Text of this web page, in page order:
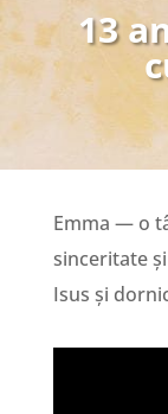
13
Emma — o
sinceritate
Isus și